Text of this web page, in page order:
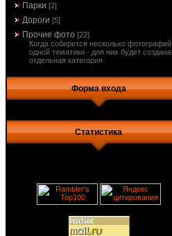
Парки [2]
Дороги [5]
Прочие фото [22]
Когда соберется несколько фотографий
одной тематики - для них будет создана
отдельная категория
Форма входа
Статистика